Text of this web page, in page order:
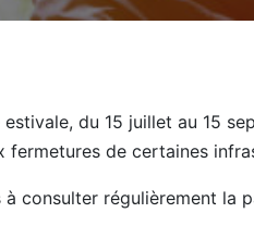
du 15 juillet au 15
fermetures de certaines
consulter régulièrement la